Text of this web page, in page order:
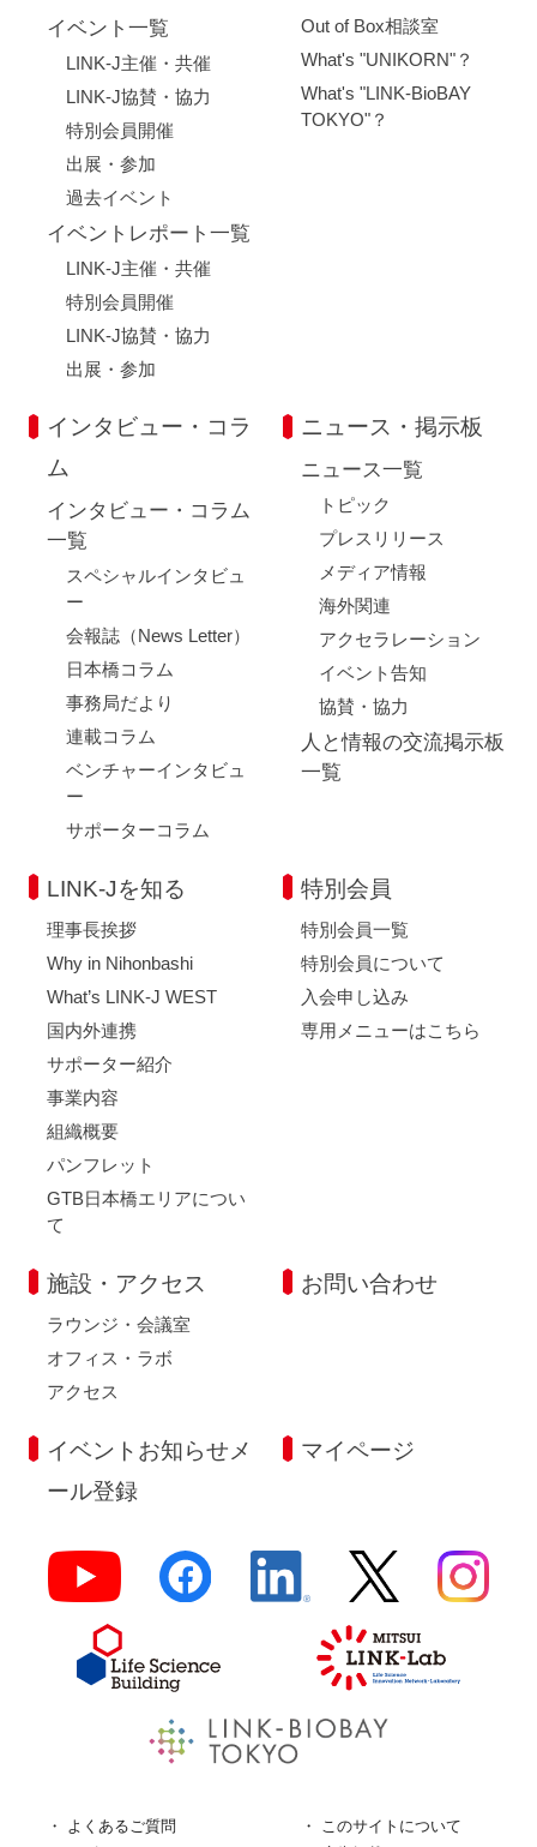
イベント一覧
LINK-J主催・共催
LINK-J協賛・協力
特別会員開催
出展・参加
過去イベント
イベントレポート一覧
LINK-J主催・共催
特別会員開催
LINK-J協賛・協力
出展・参加
Out of Box相談室
What's "UNIKORN"？
What's "LINK-BioBAY
TOKYO"？
インタビュー・コラ
ム
インタビュー・コラム
一覧
スペシャルインタビュ
ー
会報誌（News Letter）
日本橋コラム
事務局だより
連載コラム
ベンチャーインタビュ
ー
サポーターコラム
ニュース・掲示板
ニュース一覧
トピック
プレスリリース
メディア情報
海外関連
アクセラレーション
イベント告知
協賛・協力
人と情報の交流掲示板
一覧
LINK-Jを知る
理事長挨拶
Why in Nihonbashi
What’s LINK-J WEST
国内外連携
サポーター紹介
事業内容
組織概要
パンフレット
GTB日本橋エリアについ
て
特別会員
特別会員一覧
特別会員について
入会申し込み
専用メニューはこちら
施設・アクセス
ラウンジ・会議室
オフィス・ラボ
アクセス
お問い合わせ
イベントお知らせメ
ール登録
マイページ
よくあるご質問
このサイトについて